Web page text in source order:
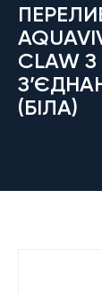
CLAW
(БІЛА)